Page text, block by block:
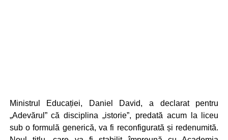
Ministrul Educației, Daniel David, a declarat pentru
„Adevărul” că disciplina „istorie”, predată acum la liceu
sub o formulă generică, va fi reconfigurată și redenumită.